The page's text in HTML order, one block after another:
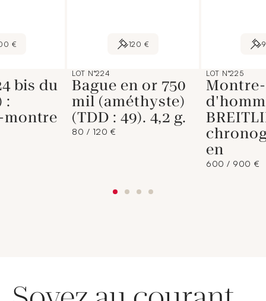
€
bis du
:
montre
120 €
LOT N°224
Bague en or 750
mil (améthyste)
(TDD : 49). 4,2 g.
80 / 120 €
LOT N°225
en
600 / 900 €